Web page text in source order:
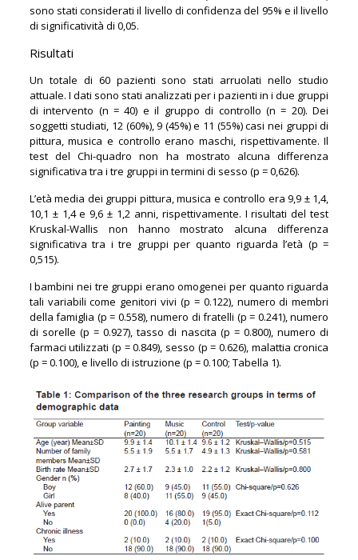
sono stati considerati il livello di confidenza del 95% e il livello
di significatività di 0,05.
Risultati
Un totale di 60 pazienti sono stati arruolati nello studio
attuale. I dati sono stati analizzati per i pazienti in i due gruppi
di intervento (n = 40) e il gruppo di controllo (n = 20). Dei
soggetti studiati, 12 (60%), 9 (45%) e 11 (55%) casi nei gruppi di
pittura, musica e controllo erano maschi, rispettivamente. Il
test del Chi-quadro non ha mostrato alcuna differenza
significativa tra i tre gruppi in termini di sesso (p = 0,626).
L’età media dei gruppi pittura, musica e controllo era 9,9 ± 1,4,
10,1 ± 1,4 e 9,6 ± 1,2 anni, rispettivamente. I risultati del test
Kruskal-Wallis non hanno mostrato alcuna differenza
significativa tra i tre gruppi per quanto riguarda l’età (p =
0,515).
I bambini nei tre gruppi erano omogenei per quanto riguarda
tali variabili come genitori vivi (p = 0.122), numero di membri
della famiglia (p = 0.558), numero di fratelli (p = 0.241), numero
di sorelle (p = 0.927), tasso di nascita (p = 0.800), numero di
farmaci utilizzati (p = 0.849), sesso (p = 0.626), malattia cronica
(p = 0.100), e livello di istruzione (p = 0.100; Tabella 1).